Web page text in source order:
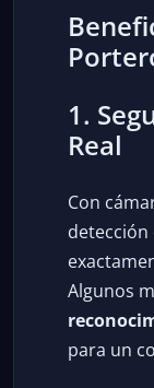
1.
Real
Con
Algunos
para un